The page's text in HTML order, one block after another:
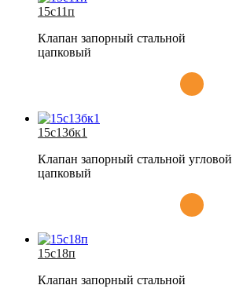
15с11п
Клапан запорный стальной
цапковый
15с13бк1
Клапан запорный стальной угловой
цапковый
15с18п
Клапан запорный стальной